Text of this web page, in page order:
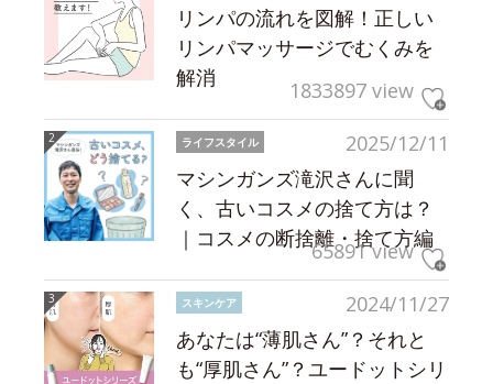
リンパの流れを図解！正しい
リンパマッサージでむくみを
解消
1833897 view
2025/12/11
ライフスタイル
マシンガンズ滝沢さんに聞
く、古いコスメの捨て方は？
｜コスメの断捨離・捨て方編
65891 view
2024/11/27
スキンケア
あなたは“薄肌さん”？それと
も“厚肌さん”？ユードットシリ